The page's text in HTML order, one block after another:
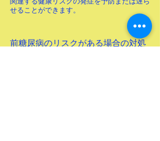
せることができます。
前糖尿病のリスクがある場合の対処